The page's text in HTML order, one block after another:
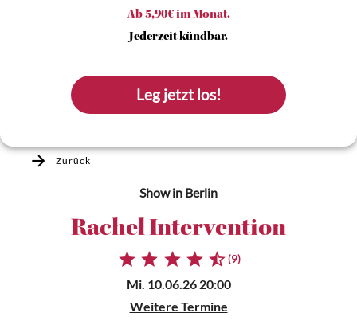
Ab 5,90€ im Monat.
Jederzeit kündbar.
Leg jetzt los!
Zurück
Showin Berlin
Rachel Intervention
(9)
Mi. 10.06.26 20:00
Weitere Termine